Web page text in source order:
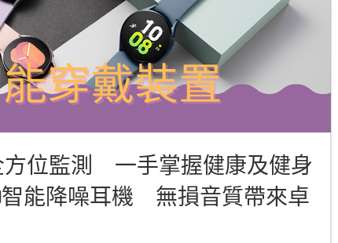
全方位監測 一手掌握健康及健身
智能降噪耳機 無損音質帶來卓